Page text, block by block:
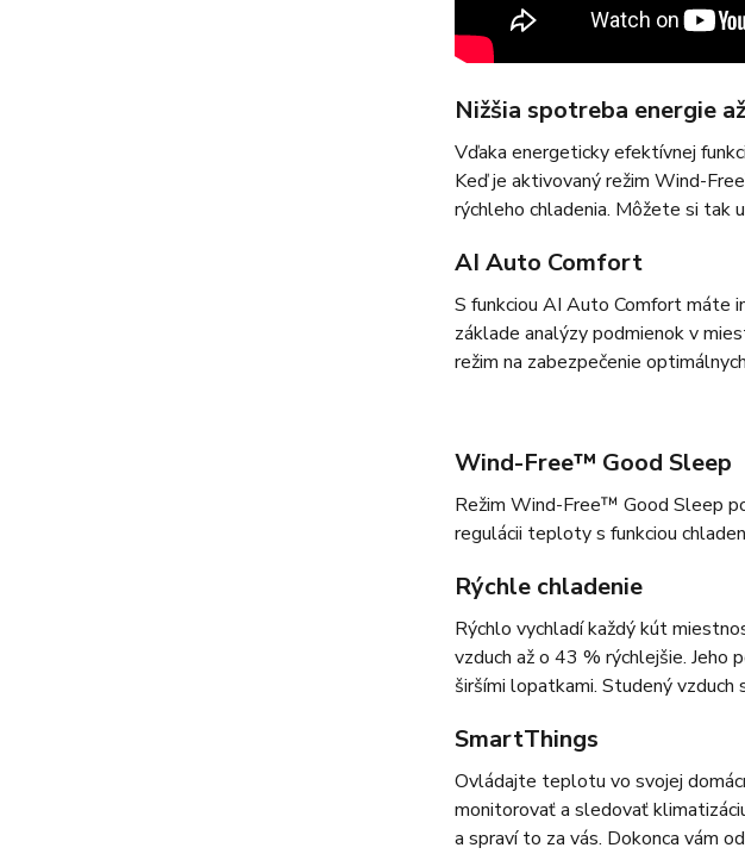
Nižšia spotreba energie
Vďaka energeticky efektívnej
Keď je aktivovaný režim Wind-
rýchleho chladenia. Môžete si tak
AI Auto Comfort
S funkciou AI Auto Comfort máte
základe analýzy podmienok v
režim na zabezpečenie
Wind-Free™ Good Sleep
Režim Wind-Free™ Good Sleep
regulácii teploty s funkciou
Rýchle chladenie
Rýchlo vychladí každý kút
vzduch až o 43 % rýchlejšie. Jeho
širšími lopatkami. Studený
SmartThings
Ovládajte teplotu vo svojej
monitorovať a sledovať
a spraví to za vás. Dokonca vám